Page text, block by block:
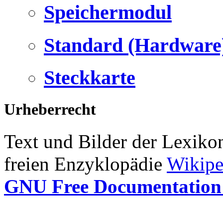
Speichermodul
Standard
Steckkarte
Urheberrecht
Text und Bilder der
freien Enzyklopädie
GNU Free